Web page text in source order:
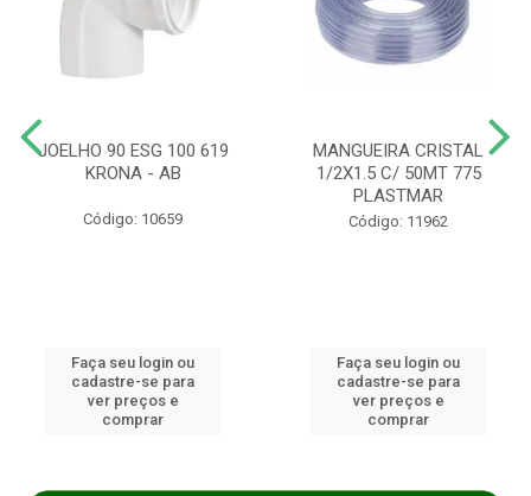
JOELHO 90 ESG 100 619
KRONA - AB
Código: 10659
Faça seu login ou
cadastre-se para
ver preços e
comprar
MANGUEIRA CRISTAL
1/2X1.5 C/ 50MT 775
PLASTMAR
Código: 11962
Faça seu login ou
cadastre-se para
ver preços e
comprar